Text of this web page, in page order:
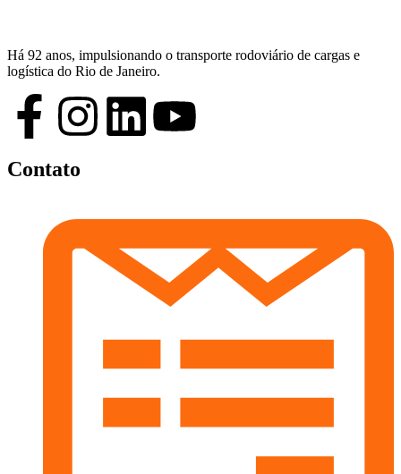
Há 92 anos, impulsionando o transporte rodoviário de cargas e
logística do Rio de Janeiro.
Contato